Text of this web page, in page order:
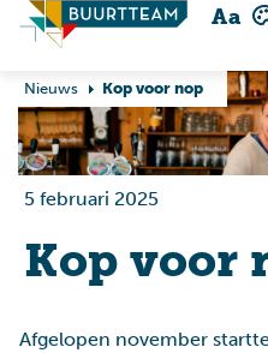
Aa
Nieuws Kop voor nop
5 februari 2025
Kop voor
Afgelopen november